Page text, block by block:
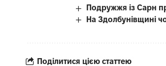
Подружжя із Сарн
На Здолбунівщині
Поділитися цією статтею